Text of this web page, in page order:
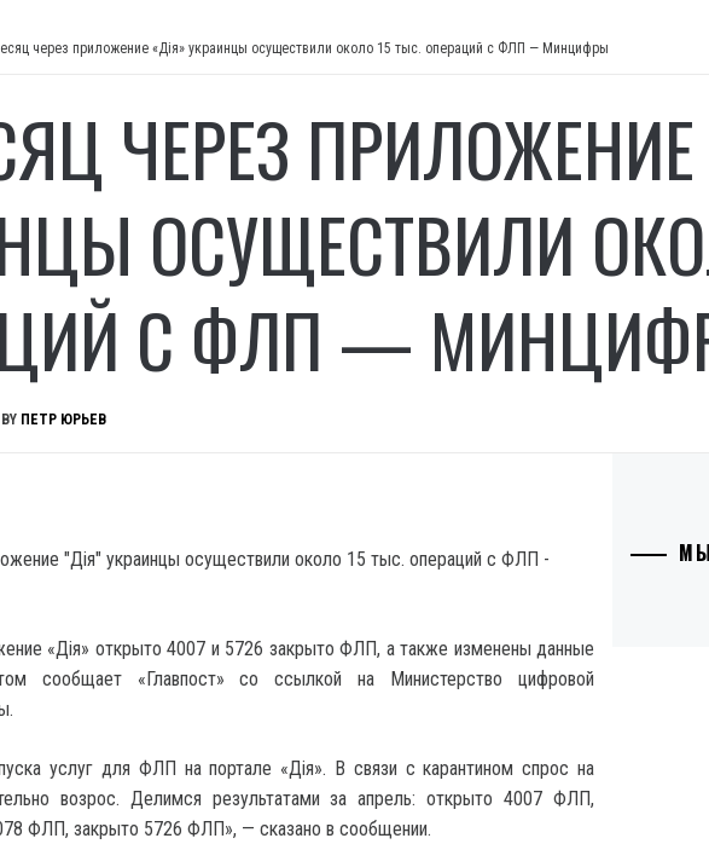
через приложение «Дія» украинцы осуществили около 15 тыс. операций с ФЛП — Минцифры
ЧЕРЕЗ ПРИЛОЖЕНИЕ
ОСУЩЕСТВИЛИ
С ФЛП —
BY ПЕТР ЮРЬЕВ
«Дія» открыто 4007 и 5726 закрыто ФЛП, а также изменены данные
сообщает «Главпост» со ссылкой на Министерство цифровой
услуг для ФЛП на портале «Дія». В связи с карантином спрос на
возрос. Делимся результатами за апрель: открыто 4007 ФЛП,
ФЛП, закрыто 5726 ФЛП», — сказано в сообщении.
МЫ